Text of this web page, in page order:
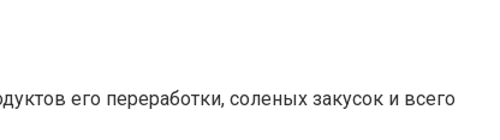
его переработки, соленых закусок и всего